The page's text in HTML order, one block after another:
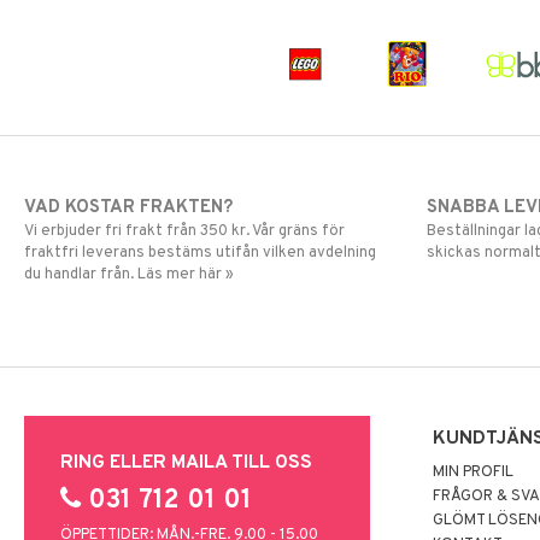
VAD KOSTAR FRAKTEN?
Vi erbjuder fri frakt från 350 kr. Vår gräns för
fraktfri leverans bestäms utifån vilken avdelning
du handlar från. Läs mer här »
SNABBA
Beställningar
skickas
RING ELLER MAILA TILL OSS
031 712 01 01
ÖPPETTIDER: MÅN.-FRE. 9.00 - 15.00
MIN PROFIL
FRÅGOR &
GLÖMT